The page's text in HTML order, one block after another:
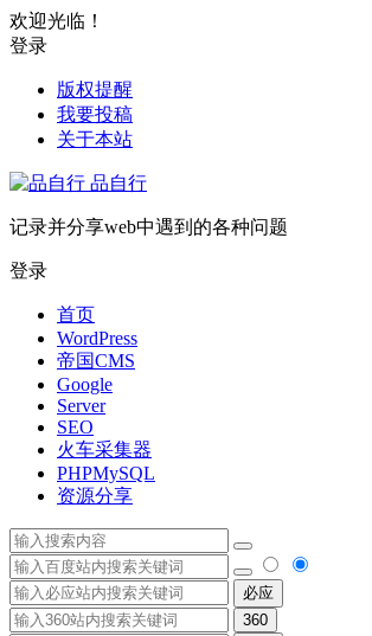
欢迎光临！
登录
版权提醒
我要投稿
关于本站
品自行
记录并分享web中遇到的各种问题
登录
首页
WordPress
帝国CMS
Google
Server
SEO
火车采集器
PHPMySQL
资源分享
必应
360